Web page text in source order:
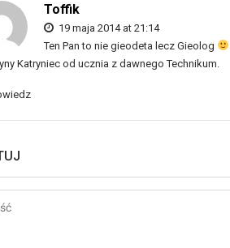
Toffik
19 maja 2014 at 21:14
Ten Pan to nie gieodeta lecz Gieolog
Katryniec od ucznia z dawnego Technikum.